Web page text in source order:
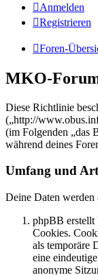
Anmelden
Registrieren
Foren-
MKO-
Diese Richtlinie
(„http://
(im Folgenden „das
während deines
Umfang und
Deine Daten werden
phpBB erstellt
Cookies.
als temporäre
eine
anonyme